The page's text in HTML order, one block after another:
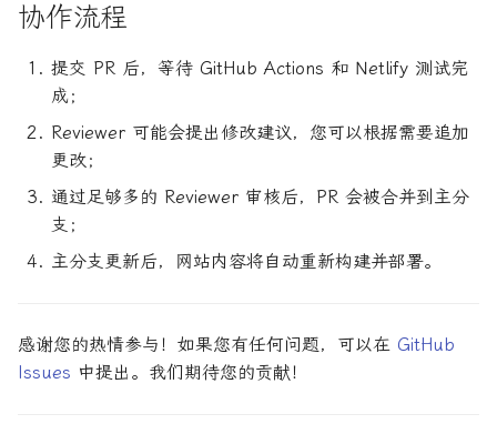
协作流程
提交 PR 后，等待 GitHub Actions 和 Netlify 测试完
成；
Reviewer 可能会提出修改建议，您可以根据需要追加
更改；
通过足够多的 Reviewer 审核后，PR 会被合并到主分
支；
主分支更新后，网站内容将自动重新构建并部署。
感谢您的热情参与！如果您有任何问题，可以在 GitHub
Issues 中提出。我们期待您的贡献！